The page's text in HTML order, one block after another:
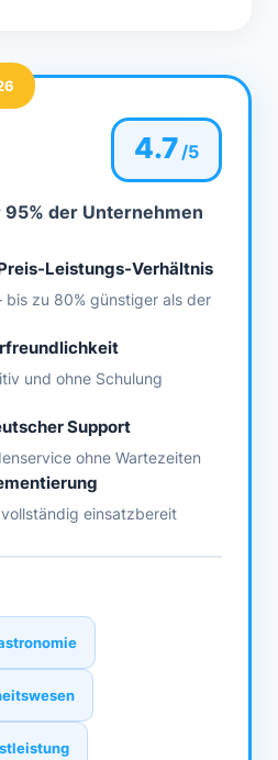
4.7/5
95% der Unternehmen
Leistungs-Verhältnis
zu 80% günstiger als der
und ohne Schulung
Support
ohne Wartezeiten
einsatzbereit